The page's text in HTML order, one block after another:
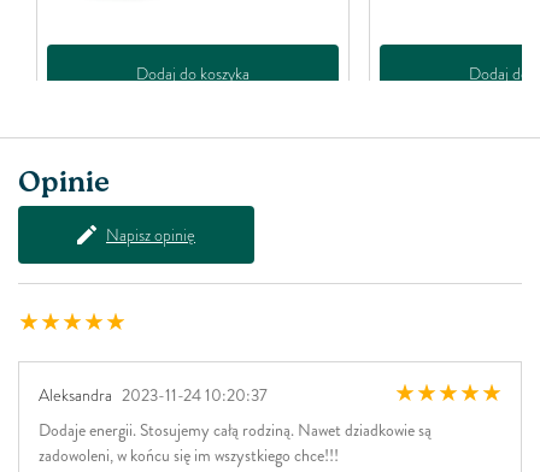
Dodaj do koszyka Dodaj do
Opinie
Napisz opinię
Aleksandra 2023-11-24 10:20:37
Dodaje energii. Stosujemy całą rodziną. Nawet dziadkowie są
zadowoleni, w końcu się im wszystkiego chce!!!